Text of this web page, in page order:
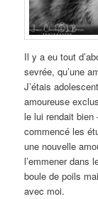
Il y a eu tout
sevrée, qu’une
J’étais
amoureuse
le lui rendait bien
commencé les
une nouvelle
l’emmener dans
boule de poils
avec moi.